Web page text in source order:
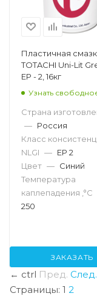
Пластичная
TOTACHI Uni-Lit
EP - 2, 16кг
Узнать
Страна
— Россия
Класс
NLGI — EP 2
Цвет — Синий
Температура
каплепадения ,°C
250
ЗАКАЗАТЬ
← ctrl Пред. След.
Страницы: 1 2